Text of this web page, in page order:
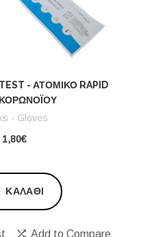
- ΑΤΟΜΙΚΌ RAPID
- Gloves
1,80€
ΚΑΛΆΘΙ
Add to Compare